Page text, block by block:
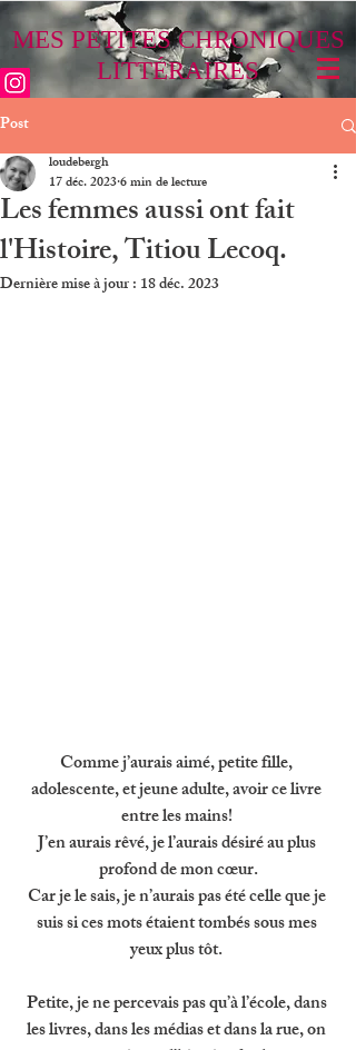
MES PETITES CHRONIQUES
LITTÉRAIRES
Post
Les femmes aussi ont fait
l'Histoire, Titiou Lecoq.
loudebergh
17 déc. 20236 min de lecture
Dernière mise à jour : 18 déc. 2023
Comme j’aurais aimé, petite fille,
adolescente, et jeune adulte, avoir ce livre
entre les mains!
J’en aurais rêvé, je l’aurais désiré au plus
profond de mon cœur.
Car je le sais, je n’aurais pas été celle que je
suis si ces mots étaient tombés sous mes
yeux plus tôt.
Petite, je ne percevais pas qu’à l’école, dans
les livres, dans les médias et dans la rue, on